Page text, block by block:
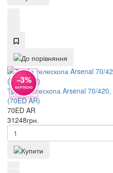
−3%
КАРТКОЮ
Труба телескопа Arsenal 70/
(70ED AR)
70ED AR
31248грн.